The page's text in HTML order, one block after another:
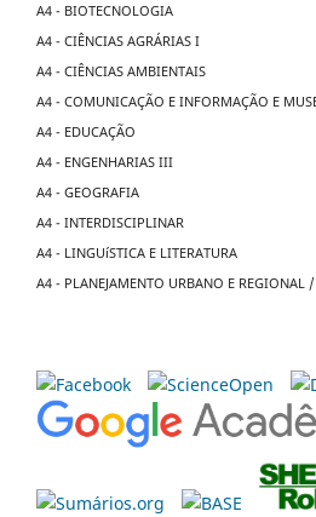
A4 - BIOTECNOLOGIA
A4 - CIÊNCIAS AGRÁRIAS I
A4 - CIÊNCIAS AMBIENTAIS
A4 - COMUNICAÇÃO E INFORMAÇÃO E
A4 - EDUCAÇÃO
A4 - ENGENHARIAS III
A4 - GEOGRAFIA
A4 - INTERDISCIPLINAR
A4 - LINGUíSTICA E LITERATURA
A4 - PLANEJAMENTO URBANO E REGIONAL